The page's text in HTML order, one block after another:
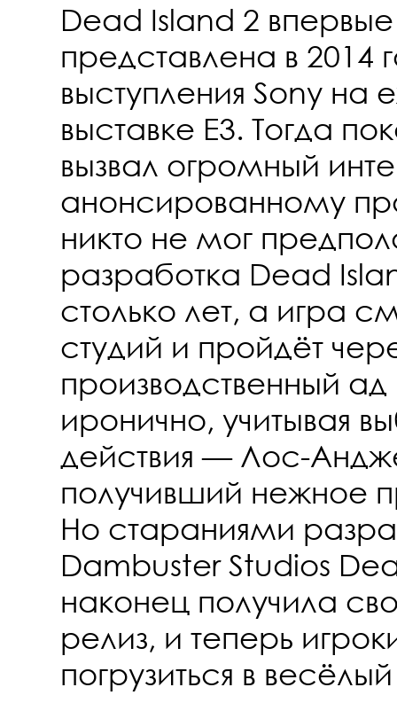
Dead Island 2
представлена в 2014
выступления Sony на
выставке E3. Тогда
вызвал огромный
анонсированному
никто не мог
разработка Dead
столько лет, а игра
студий и пройдёт
производственный
иронично, учитывая
действия — Лос-
получивший нежное
Но стараниями
Dambuster Studios
наконец получила
релиз, и теперь
погрузиться в